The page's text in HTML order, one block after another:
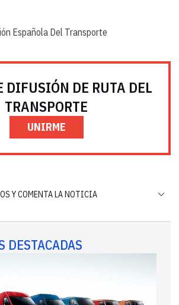
Española Del Transporte
DIFUSIÓN DE RUTA DEL
TRANSPORTE
UNIRME
Y COMENTA LA NOTICIA
DESTACADAS